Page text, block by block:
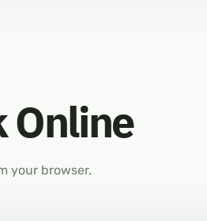
Online
your browser.